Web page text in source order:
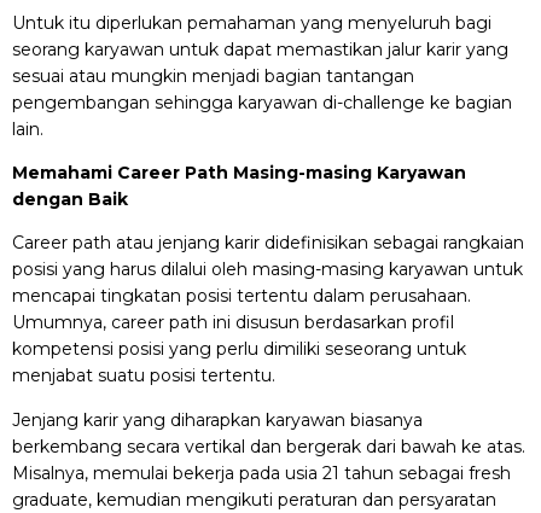
Untuk itu diperlukan pemahaman yang menyeluruh bagi
seorang karyawan untuk dapat memastikan jalur karir yang
sesuai atau mungkin menjadi bagian tantangan
pengembangan sehingga karyawan di-challenge ke bagian
lain.
Memahami Career Path Masing-masing Karyawan
dengan Baik
Career path atau jenjang karir didefinisikan sebagai rangkaian
posisi yang harus dilalui oleh masing-masing karyawan untuk
mencapai tingkatan posisi tertentu dalam perusahaan.
Umumnya, career path ini disusun berdasarkan profil
kompetensi posisi yang perlu dimiliki seseorang untuk
menjabat suatu posisi tertentu.
Jenjang karir yang diharapkan karyawan biasanya
berkembang secara vertikal dan bergerak dari bawah ke atas.
Misalnya, memulai bekerja pada usia 21 tahun sebagai fresh
graduate, kemudian mengikuti peraturan dan persyaratan